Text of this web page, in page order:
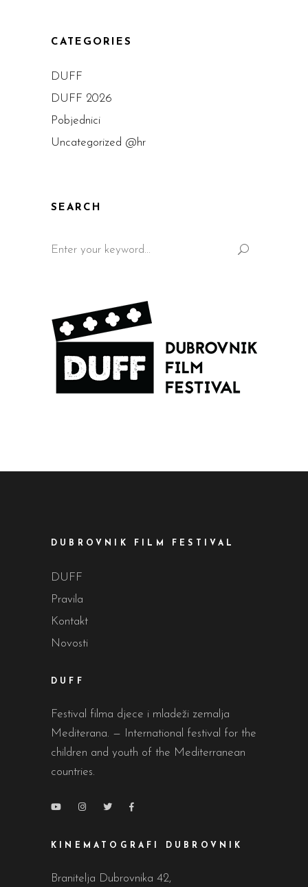
CATEGORIES
DUFF
DUFF 2026
Pobjednici
Uncategorized @hr
SEARCH
DUBROVNIK FILM FESTIVAL
DUFF
Pravila
Kontakt
Novosti
DUFF
Festival filma djece i mladeži zemalja
Mediterana. — International festival for the
children and youth of the Mediterranean
countries.
KINEMATOGRAFI DUBROVNIK
Branitelja Dubrovnika 42,